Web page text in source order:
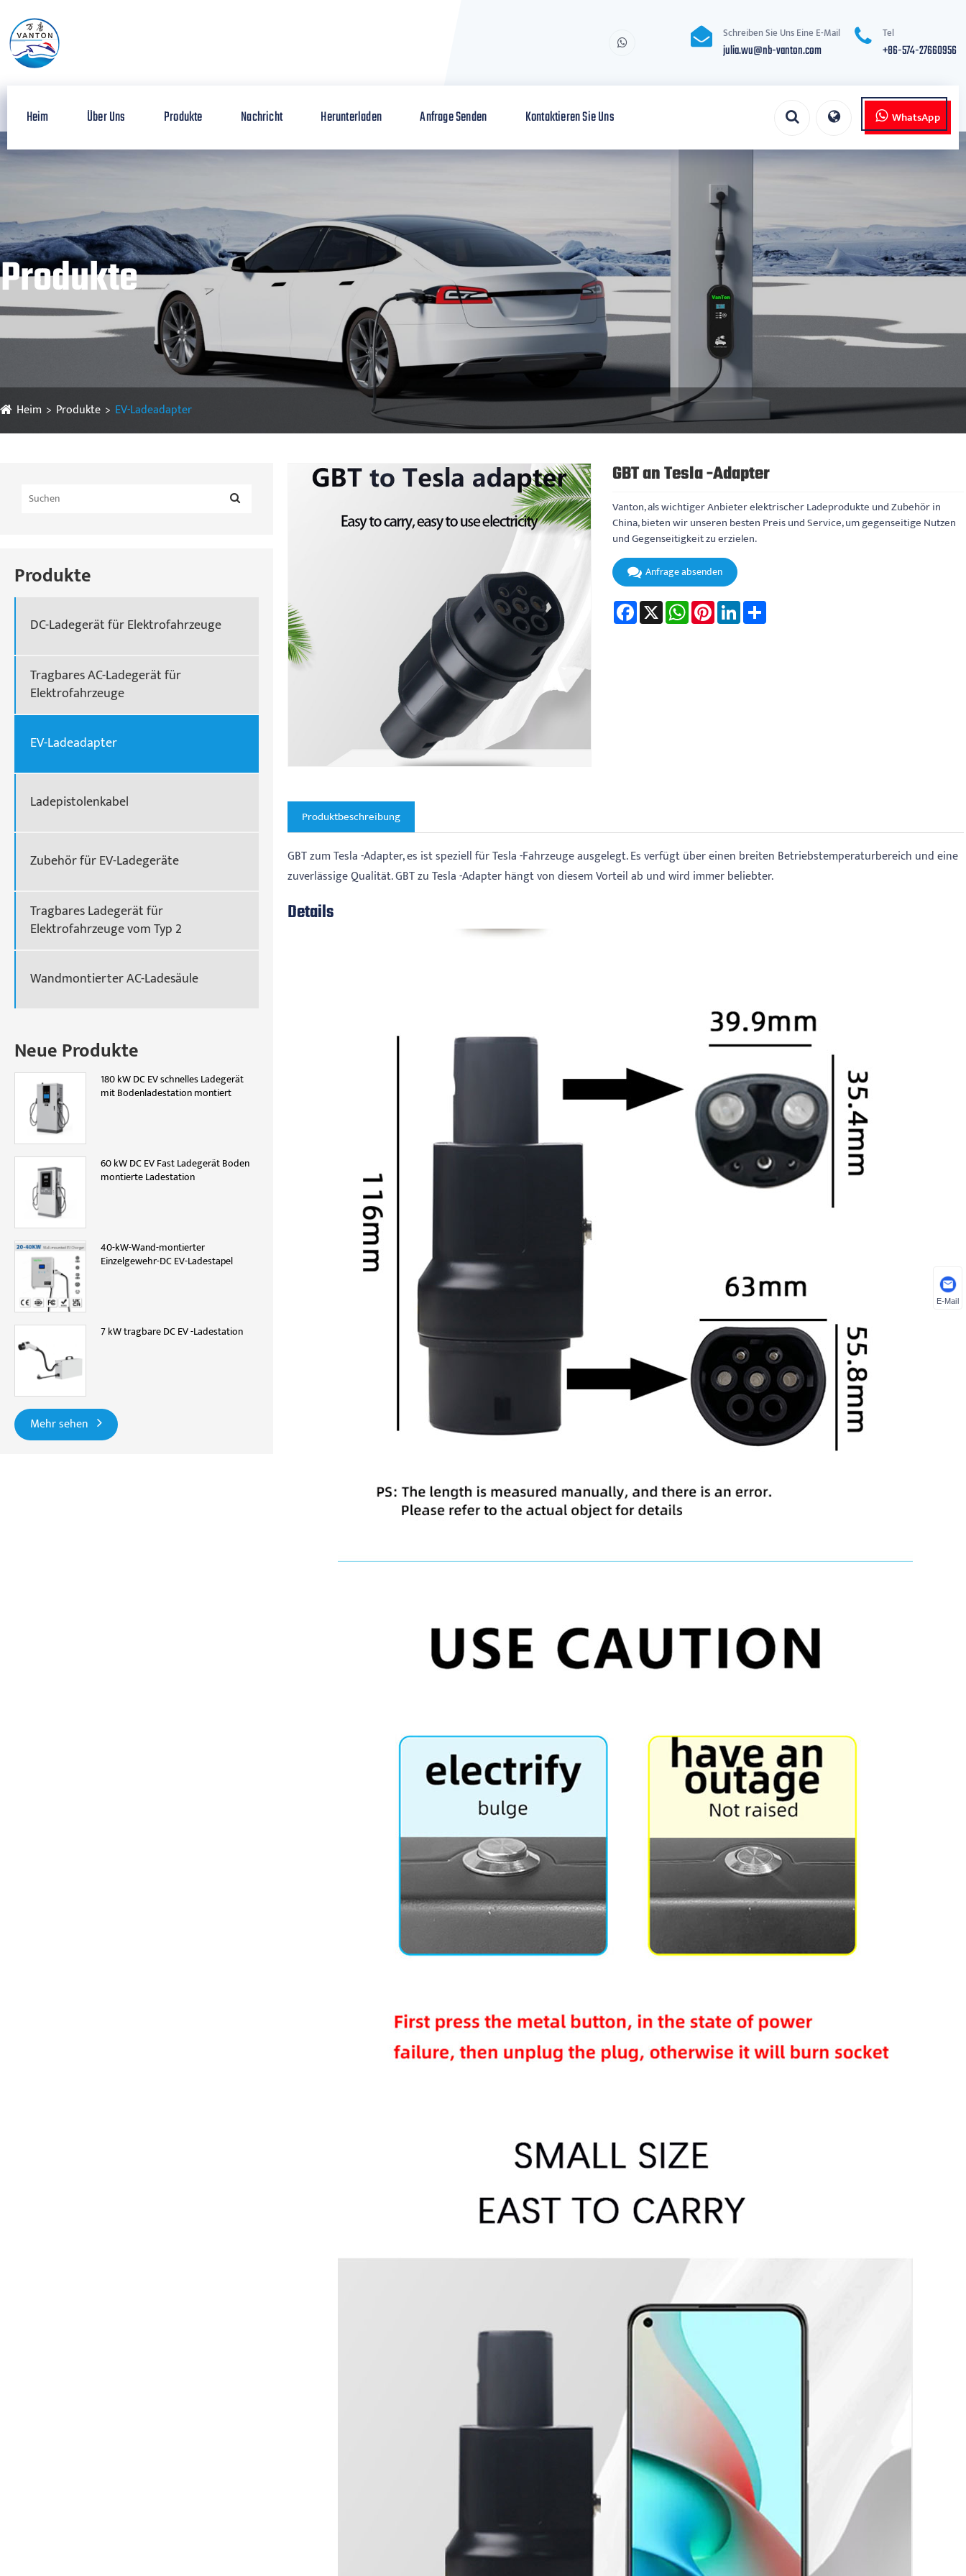
Schreiben Sie Uns Eine E-Mail
julia.wu@nb-vanton.com
Tel
+86-574-27660956
Heim Über Uns Produkte Nachricht Herunterladen Anfrage Senden Kontaktieren Sie Uns WhatsApp
Produkte
Heim Produkte EV-Ladeadapter
Produkte
DC-Ladegerät für Elektrofahrzeuge
Tragbares AC-Ladegerät für
Elektrofahrzeuge
EV-Ladeadapter
Ladepistolenkabel
Zubehör für EV-Ladegeräte
Tragbares Ladegerät für
Elektrofahrzeuge vom Typ 2
Wandmontierter AC-Ladesäule
Neue Produkte
180 kW DC EV schnelles Ladegerät
mit Bodenladestation montiert
60 kW DC EV Fast Ladegerät Boden
montierte Ladestation
40-kW-Wand-montierter
Einzelgewehr-DC EV-Ladestapel
7 kW tragbare DC EV -Ladestation
Mehr sehen
GBT an Tesla -Adapter
Vanton, als wichtiger Anbieter elektrischer Ladeprodukte und Zubehör in
China, bieten wir unseren besten Preis und Service, um gegenseitige Nutzen
und Gegenseitigkeit zu erzielen.
Anfrage absenden
Facebook
X WhatsAppPinterestLinkedInShare
Produktbeschreibung
GBT zum Tesla -Adapter, es ist speziell für Tesla -Fahrzeuge ausgelegt. Es verfügt über einen breiten Betriebstemperaturbereich und eine
zuverlässige Qualität. GBT zu Tesla -Adapter hängt von diesem Vorteil ab und wird immer beliebter.
Details
E-Mail